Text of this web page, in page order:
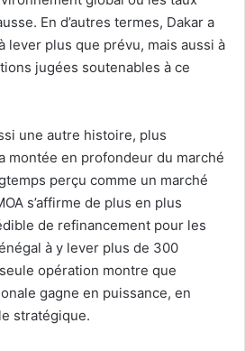
En d’autres termes, Dakar a
lever plus que prévu, mais aussi à
jugées soutenables à ce
une autre histoire, plus
montée en profondeur du marché
perçu comme un marché
s’affirme de plus en plus
de refinancement pour les
à y lever plus de 300
opération montre que
gagne en puissance, en
stratégique.